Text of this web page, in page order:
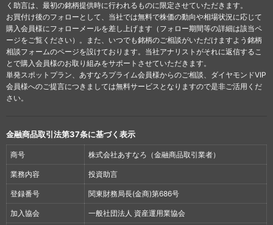
く助言は、最初の銘柄提供時に行われるものに限定させていただきます。
お買付け後のフォローとして、当社では無料で株価の動向や相場状況に応じて
購入会員様にフォローメールを差し上げます（フォロー期間等の詳細は該当ペ
ージをご覧ください）。また、いつでも銘柄のご相談がいただけますよう銘柄
相談フォームのページを設けております。当社アナリストがそれに返信するこ
とで購入会員様のお取り組みをサポートさせていただきます。
単発スポットプラン、あすなろプライム会員様からのご相談、ダイヤモンドVIP
会員様へのご提言につきましては無料サービスとなりますので是非ご活用くだ
さい。
金融商品取引法第37条に基づく表示
商号 株式会社あすなろ（金融商品取引業者）
業務内容 投資助言
登録番号 関東財務局長(金商)第686号
加入協会 一般社団法人 資産運用業協会